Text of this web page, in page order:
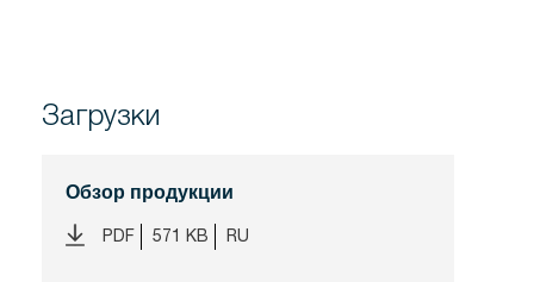
Загрузки
Обзор продукции
PDF 571 KB RU